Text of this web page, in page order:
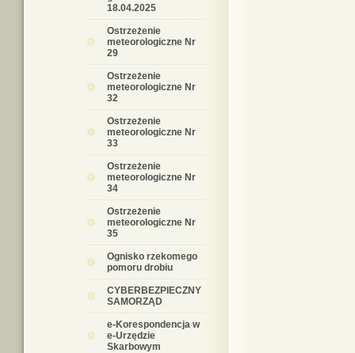
18.04.2025
Ostrzeżenie
meteorologiczne Nr
29
Ostrzeżenie
meteorologiczne Nr
32
Ostrzeżenie
meteorologiczne Nr
33
Ostrzeżenie
meteorologiczne Nr
34
Ostrzeżenie
meteorologiczne Nr
35
Ognisko rzekomego
pomoru drobiu
CYBERBEZPIECZNY
SAMORZĄD
e-Korespondencja w
e-Urzędzie
Skarbowym